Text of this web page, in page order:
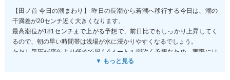
【田ノ首 今日の潮まわり】 昨日の長潮から若潮へ移行する今日は、潮の
干満差が20センチ近く大きくなります。
最高潮位が181センチまで上がる予想で、前日比でもしっかり上昇してく
るので、朝の早い時間帯は浅場が水に浸かりやすくなるでしょう。
ただし気圧が平年より低めで風も4メートル弱吹く予報なため、実際には
予測値より9センチ程度高くなる可能性があり、想定より水位が上がるか
▼ もっと見る